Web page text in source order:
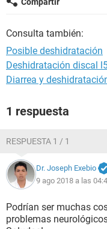
Consulta también:
Posible deshidratación
Deshidratación discal
Diarrea y
1 respuesta
RESPUESTA 1 / 1
Dr. Joseph Exebio
9 ago 2018 a las
Podrían ser muchas
problemas